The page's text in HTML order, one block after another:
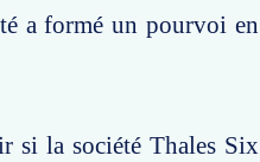
a formé un pourvoi en
si la société Thales Six